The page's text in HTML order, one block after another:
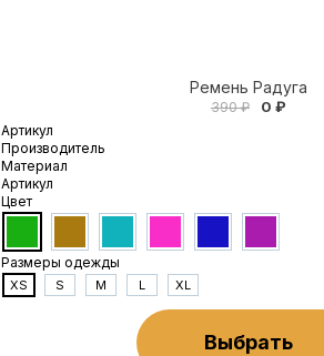
Ремень Радуга
390 ₽ 0 ₽
Артикул
Производитель
Материал
Артикул
Цвет
Размеры одежды
XS S M L XL
Выбрать